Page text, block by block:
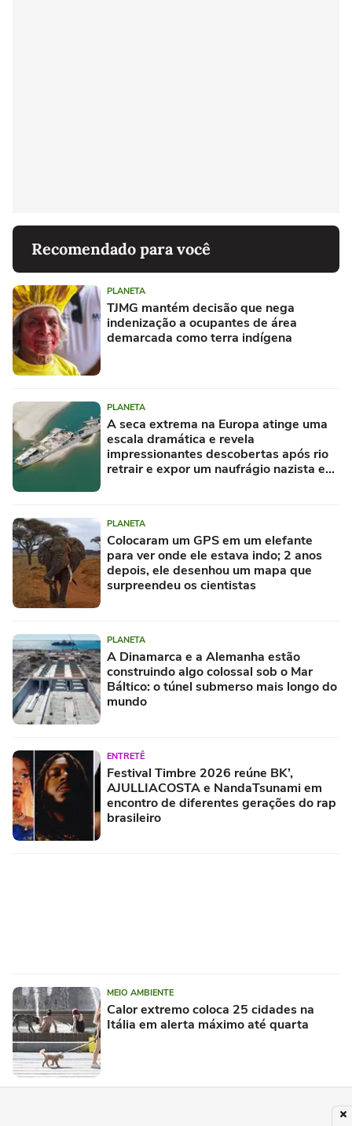
Recomendado para você
PLANETA
TJMG mantém decisão que nega
indenização a ocupantes de área
demarcada como terra indígena
PLANETA
A seca extrema na Europa atinge uma
escala dramática e revela
impressionantes descobertas após rio
retrair e expor um naufrágio nazista e
PLANETA
Colocaram um GPS em um elefante
para ver onde ele estava indo; 2 anos
depois, ele desenhou um mapa que
surpreendeu os cientistas
PLANETA
A Dinamarca e a Alemanha estão
construindo algo colossal sob o Mar
Báltico: o túnel submerso mais longo do
mundo
ENTRETÊ
Festival Timbre 2026 reúne BK’,
AJULLIACOSTA e NandaTsunami em
encontro de diferentes gerações do rap
brasileiro
MEIO AMBIENTE
Calor extremo coloca 25 cidades na
Itália em alerta máximo até quarta